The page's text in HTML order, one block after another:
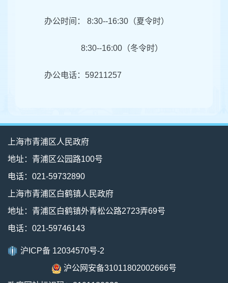
办公时间： 8:30--16:30（夏令时）
8:30--16:00（冬令时）
办公电话：59211257
上海市青浦区人民政府
地址：青浦区公园路100号
电话：021-59732890
上海市青浦区白鹤镇人民政府
地址：青浦区白鹤镇外青松公路2723弄69号
电话：021-59746143
沪ICP备 12034570号-2
沪公网安备31011802002666号